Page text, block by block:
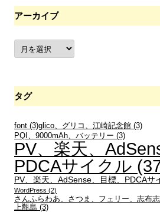
アーカイブ
ア
ー
ブ
タグ
font (3)glico、グリコ、江崎記念館 (3)
PQI、9000mAh、バッテリー (3)
PV、楽天、
PDCAサイクル
PV、楽天、AdSense、目標、PDCAサ
WordPress (2)
さんふらわあ、さつま、フェリー、志布
上甑島 (3)